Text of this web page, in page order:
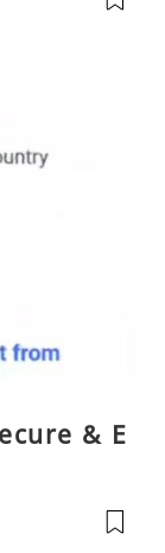
& E